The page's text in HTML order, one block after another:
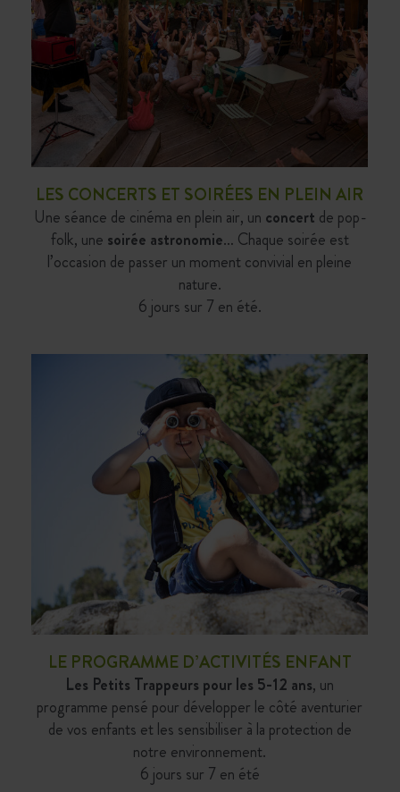
LES CONCERTS ET SOIRÉES EN PLEIN AIR
Une séance de cinéma en plein air, un concert de pop-
folk, une soirée astronomie… Chaque soirée est
l’occasion de passer un moment convivial en pleine
nature.
6 jours sur 7 en été.
LE PROGRAMME D’ACTIVITÉS ENFANT
Les Petits Trappeurs pour les 5-12 ans, un
programme pensé pour développer le côté aventurier
de vos enfants et les sensibiliser à la protection de
notre environnement.
6 jours sur 7 en été